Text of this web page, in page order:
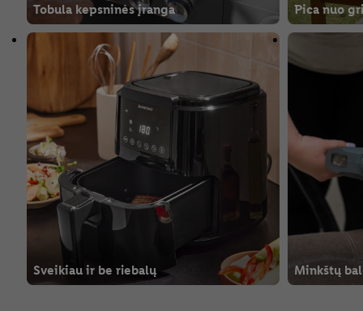
Tobula kepsninės įranga Pica nuo
Sveikiau ir be riebalų Minkštų